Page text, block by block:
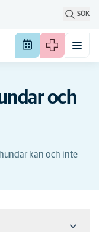
SÖK
och
kan och inte